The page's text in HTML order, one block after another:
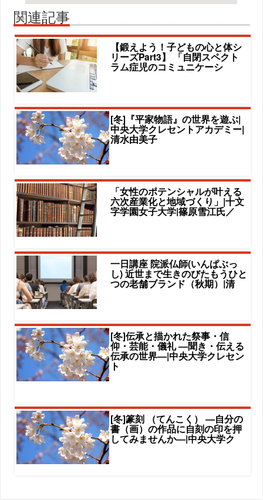
関連記事
【鍛えよう！子どもの心と体シ
リーズPart3】 「自閉スペクト
ラム症児のコミュニケーシ
[冬]『平家物語』の世界を遊ぶ|
中央大学クレセントアカデミー|
清水由美子
「女性のポテンシャルが叶える
六次産業化と地域づくり」|十文
字学園女子大学|篠原雪江氏／
一日講座 院派仏師(いんぱぶっ
し) 近世まで生きのびたもうひと
つの老舗ブランド（秋期）|清
[冬]伝承と描かれた祭事・信
仰・芸能・儀礼 ―聞き・伝える
伝承の世界―|中央大学クレセン
ト
[冬]篆刻 （てんこく） ―自分の
書（画）の作品に自刻の印を押
してみませんか―|中央大学ク